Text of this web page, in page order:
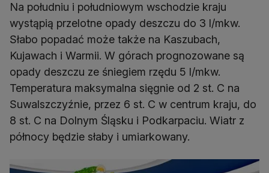
Na południu i południowym wschodzie kraju
wystąpią przelotne opady deszczu do 3 l/mkw.
Słabo popadać może także na Kaszubach,
Kujawach i Warmii. W górach prognozowane są
opady deszczu ze śniegiem rzędu 5 l/mkw.
Temperatura maksymalna sięgnie od 2 st. C na
Suwalszczyźnie, przez 6 st. C w centrum kraju, do
8 st. C na Dolnym Śląsku i Podkarpaciu. Wiatr z
północy będzie słaby i umiarkowany.